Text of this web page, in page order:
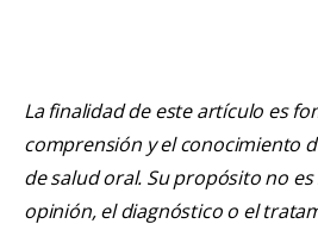
La finalidad de este artículo es
comprensión y el conocimiento
de salud oral. Su propósito no
opinión, el diagnóstico o el